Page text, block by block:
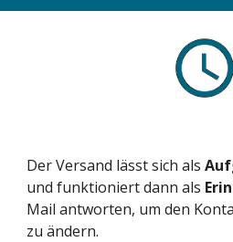
Der Versand lässt sich als
und funktioniert dann als
Mail antworten, um den
zu ändern.